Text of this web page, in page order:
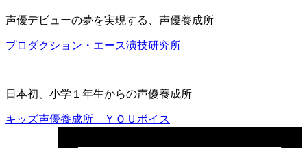
声優デビューの夢を実現する、声優養成所
プロダクション・エース演技研究所
日本初、小学１年生からの声優養成所
キッズ声優養成所 ＹＯＵボイス